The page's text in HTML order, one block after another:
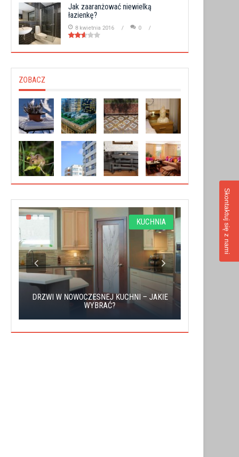
Jak zaaranżować niewielką
łazienkę?
8 kwietnia 2016 0
ZOBACZ
KUCHNIA
DRZWI W NOWOCZESNEJ KUCHNI – JAKIE
WYBRAĆ?
Skontaktuj się z nami